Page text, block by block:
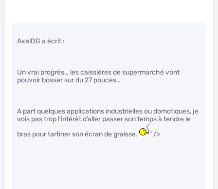
AxelDG a écrit :
Un vrai progrès… les caissières de supermarché vont
pouvoir bosser sur du 27 pouces…
A part quelques applications industrielles ou domotiques, je
vois pas trop l’intérêt d’aller passer son temps à tendre le
bras pour tartiner son écran de graisse.
" />